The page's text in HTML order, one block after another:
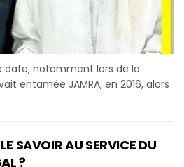
date, notamment lors de la
entamée JAMRA, en 2016, alors
SAVOIR AU SERVICE DU
?